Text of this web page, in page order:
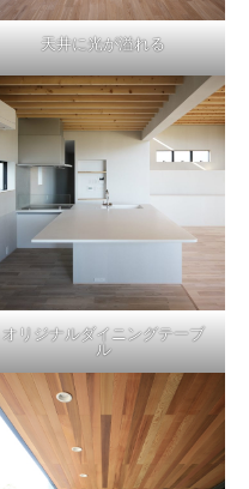
天井に光が溢れる
オリジナルダイニングテーブ
ル